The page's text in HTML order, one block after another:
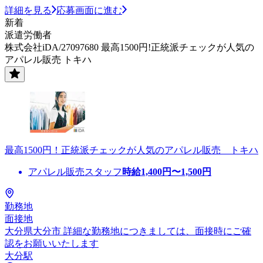
詳細を見る
応募画面に進む
新着
派遣労働者
株式会社iDA/27097680 最高1500円!正統派チェックが人気の
アパレル販売 トキハ
最高1500円！正統派チェックが人気のアパレル販売 トキハ
アパレル販売スタッフ 時給1,400円〜1,500円
勤務地
面接地
大分県大分市 詳細な勤務地につきましては、面接時にご確
認をお願いいたします
大分駅